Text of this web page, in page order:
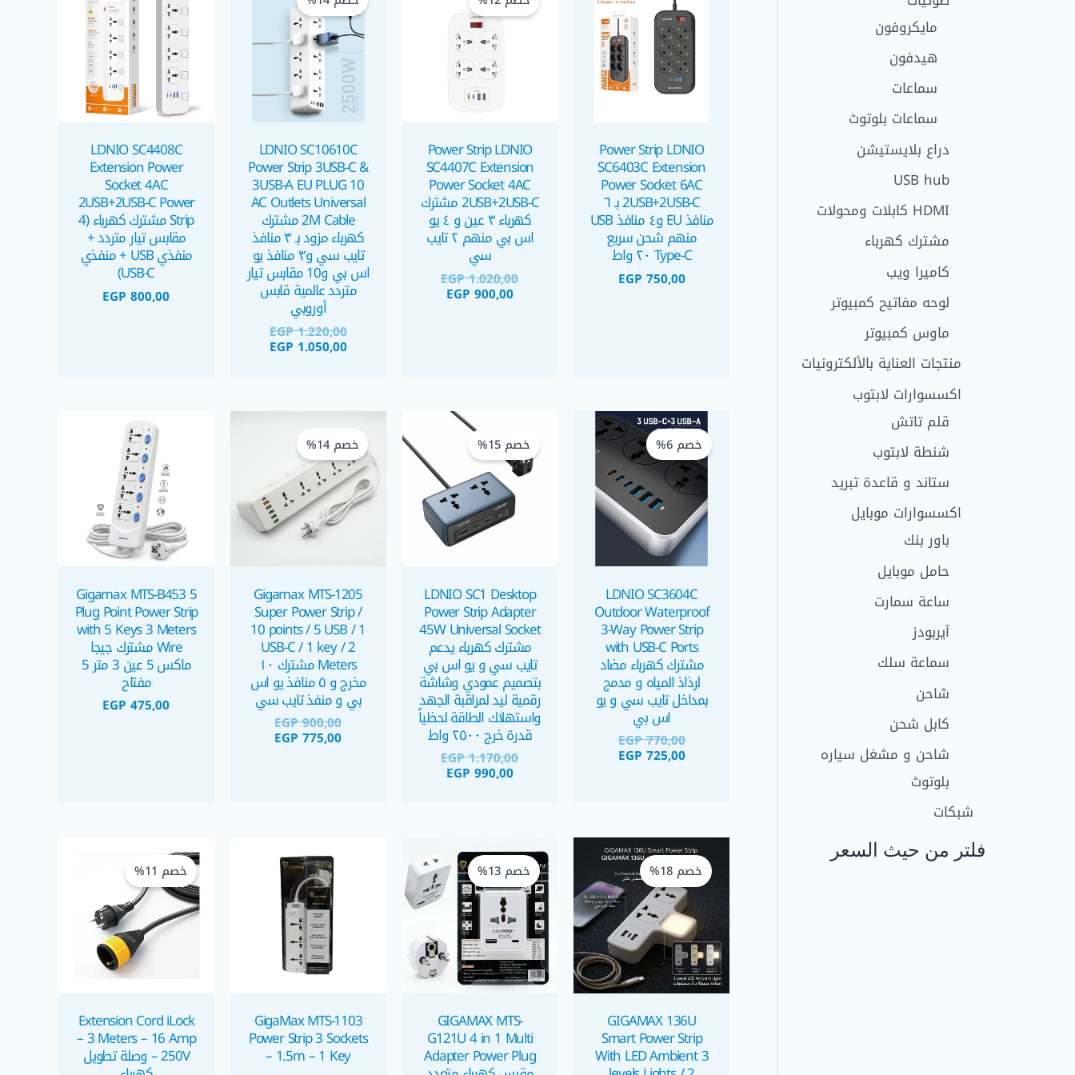
مايكروفون
هيدفون
سماعات
سماعات بلوتوث
دراع بلايستيشن
USB hub
HDMI كابلات ومحولات
مشترك كهرباء
كاميرا ويب
لوحه مفاتيح كمبيوتر
ماوس كمبيوتر
منتجات العناية بالألكترونيات
اكسسوارات لابتوب
قلم تاتش
شنطة لابتوب
ستاند و قاعدة تبريد
اكسسوارات موبايل
باور بنك
حامل موبايل
ساعة سمارت
آيربودز
سماعة سلك
شاحن
كابل شحن
شاحن و مشغل سياره
بلوتوث
شبكات
فلتر من حيث السعر
Power Strip LDNIO
SC6403C Extension
Power Socket 6AC
2USB+2USB-C بـ ٦
منافذ EU و٤ منافذ USB
منهم شحن سريع
Type-C ٢٠ واط
EGP 750,00
Power Strip LDNIO
SC4407C Extension
Power Socket 4AC
2USB+2USB-C مشترك
كهرباء ٣ عين و ٤ يو
اس بي منهم ٢ تايب
سي
EGP1.020,00
EGP 1.020,00.
EGP 900,00
LDNIO SC10610C
Power Strip 3USB-C &
3USB-A EU PLUG 10
AC Outlets Universal
2M Cable مشترك
كهرباء مزود بـ ٣ منافذ
تايب سي و٣ منافذ يو
اس بي و10 مقابس تيار
متردد عالمية قابس
أوروبي
EGP1.220,00
EGP 1.050,00
LDNIO SC4408C
Extension Power
Socket 4AC
2USB+2USB-C Power
Strip مشترك كهرباء (4
مقابس تيار متردد +
منفذي USB + منفذي
USB-C)
EGP 800,00
خصم 6%
LDNIO SC3604C
Outdoor Waterproof
3-Way Power Strip
with USB-C Ports
مشترك كهرباء مضاد
لرذاذ المياه و مدمج
بمداخل تايب سي و يو
اس بي
EGP770,00
السعر
الأصلي
هو:
EGP 770,00.
EGP 725,00
السعر
الحالي
هو:
EGP 725,00.
خصم 15%
LDNIO SC1 Desktop
Power Strip Adapter
45W Universal Socket
مشترك كهرباء يدعم
تايب سي و يو اس بي
بتصميم عمودي وشاشة
رقمية ليد لمراقبة الجهد
واستهلاك الطاقة لحظياً
قدرة خرج ٢٥٠٠ واط
EGP1.170,00
الأصلي
هو:
EGP 1.170,00.
EGP 990,00
EGP 990,00.
خصم 14%
Gigamax MTS-1205
Super Power Strip /
10 points / 5 USB / 1
USB-C / 1 key / 2
Meters مشترك ١٠
مخرج و ٥ منافذ يو اس
بي و منفذ تايب سي
EGP900,00
السعر
EGP 775,00
السعر
Gigamax MTS-B453 5
Plug Point Power Strip
with 5 Keys 3 Meters
Wire مشترك جيجا
ماكس 5 عين 3 متر 5
مفتاح
EGP 475,00
خصم 18%
GIGAMAX 136U
Smart Power Strip
With LED Ambient 3
السعر
الأصلي
هو:
EGP 380,00.
السعر
الحالي
هو:
EGP 310,00.
خصم 13%
GIGAMAX MTS-
G121U 4 in 1 Multi
Adapter Power Plug
الأصلي
هو:
EGP 260,00.
الحالي
هو:
EGP 225,00.
GigaMax MTS-1103
Power Strip 3 Sockets
– 1.5m – 1 Key
خصم 11%
Extension Cord iLock
– 3 Meters – 16 Amp
– 250V وصلة تطويل